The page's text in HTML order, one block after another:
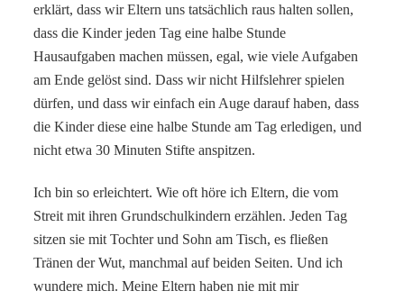
erklärt, dass wir Eltern uns tatsächlich raus halten sollen,
dass die Kinder jeden Tag eine halbe Stunde
Hausaufgaben machen müssen, egal, wie viele Aufgaben
am Ende gelöst sind. Dass wir nicht Hilfslehrer spielen
dürfen, und dass wir einfach ein Auge darauf haben, dass
die Kinder diese eine halbe Stunde am Tag erledigen, und
nicht etwa 30 Minuten Stifte anspitzen.
Ich bin so erleichtert. Wie oft höre ich Eltern, die vom
Streit mit ihren Grundschulkindern erzählen. Jeden Tag
sitzen sie mit Tochter und Sohn am Tisch, es fließen
Tränen der Wut, manchmal auf beiden Seiten. Und ich
wundere mich. Meine Eltern haben nie mit mir